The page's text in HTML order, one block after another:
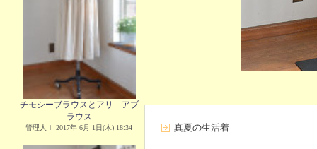
チモシーブラウスとアリ－アブ
ラウス
管理人Ｉ 2017年 6月 1日(木) 18:34 真夏の生活着